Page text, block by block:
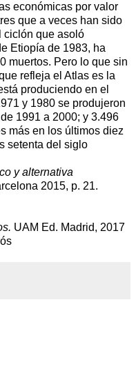
económicas por valor
que a veces han sido
ciclón que asoló
Etiopía de 1983, ha
muertos. Pero lo que sin
refleja el Atlas es la
produciendo en el
y 1980 se produjeron
1991 a 2000; y 3.496
más en los últimos diez
setenta del siglo
y alternativa
2015, p. 21.
UAM Ed. Madrid, 2017